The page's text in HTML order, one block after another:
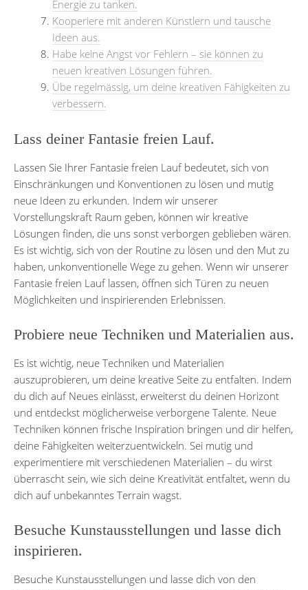
Energie zu tanken.
Kooperiere mit anderen Künstlern und tausche
Ideen aus.
Habe keine Angst vor Fehlern – sie können zu
neuen kreativen Lösungen führen.
Übe regelmässig, um deine kreativen Fähigkeiten zu
verbessern.
Lass deiner Fantasie freien Lauf.
Lassen Sie Ihrer Fantasie freien Lauf bedeutet, sich von
Einschränkungen und Konventionen zu lösen und mutig
neue Ideen zu erkunden. Indem wir unserer
Vorstellungskraft Raum geben, können wir kreative
Lösungen finden, die uns sonst verborgen geblieben wären.
Es ist wichtig, sich von der Routine zu lösen und den Mut zu
haben, unkonventionelle Wege zu gehen. Wenn wir unserer
Fantasie freien Lauf lassen, öffnen sich Türen zu neuen
Möglichkeiten und inspirierenden Erlebnissen.
Probiere neue Techniken und Materialien aus.
Es ist wichtig, neue Techniken und Materialien
auszuprobieren, um deine kreative Seite zu entfalten. Indem
du dich auf Neues einlässt, erweiterst du deinen Horizont
und entdeckst möglicherweise verborgene Talente. Neue
Techniken können frische Inspiration bringen und dir helfen,
deine Fähigkeiten weiterzuentwickeln. Sei mutig und
experimentiere mit verschiedenen Materialien – du wirst
überrascht sein, wie sich deine Kreativität entfaltet, wenn du
dich auf unbekanntes Terrain wagst.
Besuche Kunstausstellungen und lasse dich
inspirieren.
Besuche Kunstausstellungen und lasse dich von den